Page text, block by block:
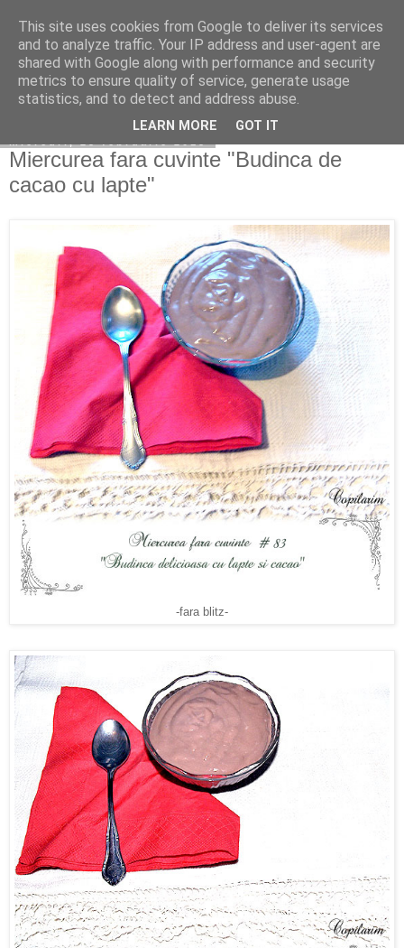
Copilarim
Miercurea fara cuvinte "Budinca de
cacao cu lapte"
-fara blitz-
This site uses cookies from Google to deliver its services
and to analyze traffic. Your IP address and user-agent are
shared with Google along with performance and security
metrics to ensure quality of service, generate usage
statistics, and to detect and address abuse.
LEARN MORE GOT IT